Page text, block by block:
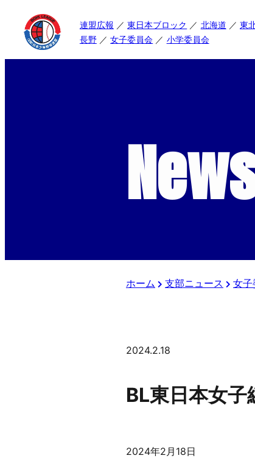
連盟広報 東日本ブロック 北海道 東
長野
女子委員会 小学委員会
ホーム 支部ニュース 女子
2024.2.18
BL東日本女子
2024年2月18日